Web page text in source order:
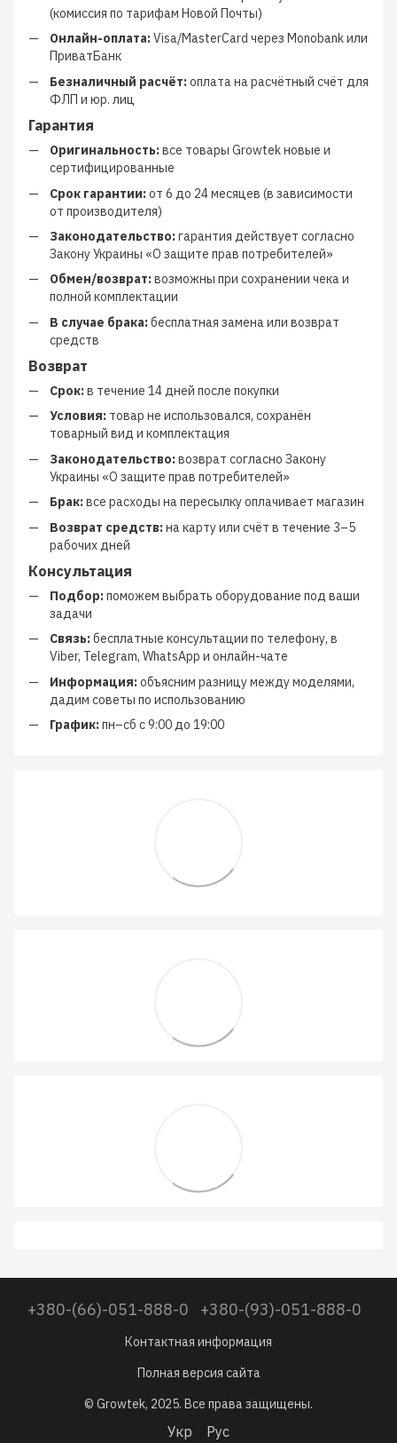
(комиссия по тарифам Новой Почты)
Онлайн-оплата:Visa/MasterCard через Monobank или
ПриватБанк
Безналичный расчёт:оплата на расчётный счёт для
ФЛП и юр. лиц
Гарантия
Оригинальность:все товары Growtek новые и
сертифицированные
Срок гарантии:от 6 до 24 месяцев (в зависимости
от производителя)
Законодательство:гарантия действует согласно
Закону Украины «О защите прав потребителей»
Обмен/возврат:возможны при сохранении чека и
полной комплектации
В случае брака:бесплатная замена или возврат
средств
Возврат
Срок:в течение 14 дней после покупки
Условия: товар не использовался, сохранён
товарный вид и комплектация
Законодательство:возврат согласно Закону
Украины «О защите прав потребителей»
Брак:все расходы на пересылку оплачивает магазин
Возврат средств:на карту или счёт в течение 3–5
рабочих дней
Консультация
Подбор:поможем выбрать оборудование под ваши
задачи
Связь:бесплатные консультации по телефону, в
Viber, Telegram, WhatsApp и онлайн-чате
Информация:объясним разницу между моделями,
дадим советы по использованию
График:пн–сб с 9:00 до 19:00
+380-(66)-051-888-0 +380-(93)-051-888-0
Контактная информация
Полная версия сайта
© Growtek, 2025. Все права защищены.
Укр Рус